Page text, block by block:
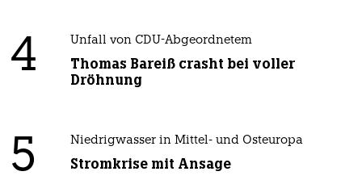
4 Unfall von CDU-Abgeordnetem
Thomas Bareiß crasht bei voller
Dröhnung
5 Niedrigwasser in Mittel- und Osteuropa
Stromkrise mit Ansage